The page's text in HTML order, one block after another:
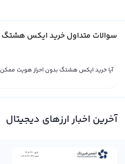
چالش‌هایی که ممکن است در مورد این ارز
با ورود به بازار ارزهای دیجیتال، احتمالاً با
سوالات متداول خرید ایکس هشتگ
آیا خرید ایکس هشتگ بدون احراز هویت
آخرین اخبار ارزهای دیجیتال